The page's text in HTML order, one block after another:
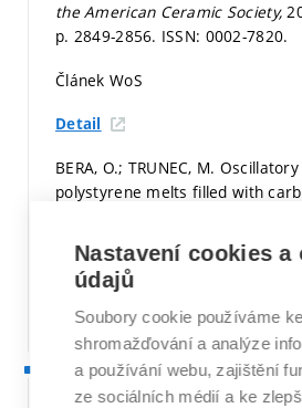
the American Ceramic Society,
p. 2849-2856. ISSN: 0002-7820.
Článek WoS
Detail
BERA, O.; TRUNEC, M.
polystyrene melts filled with
p. 384-389. ISSN: 1465-8011.
Článek WoS
Detail
2011
TRUNEC, M. Osmotic drying of
Nastavení cookies a
údajů
Soubory cookie používáme ke
shromažďování a analýze
a používání webu, zajištění
ze sociálních médií a ke